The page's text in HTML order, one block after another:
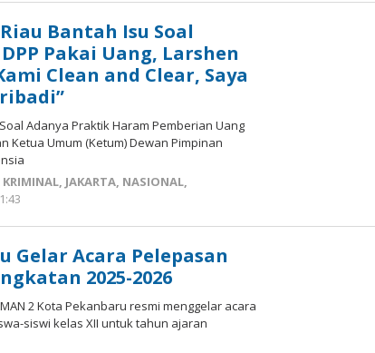
Bantah Isu Soal
Pakai Uang, Larshen
Clean and Clear, Saya
Adanya Praktik Haram Pemberian Uang
Ketua Umum (Ketum) Dewan Pimpinan
, JAKARTA, NASIONAL,
Gelar Acara Pelepasan
2025-2026
2 Kota Pekanbaru resmi menggelar acara
siswi kelas XII untuk tahun ajaran